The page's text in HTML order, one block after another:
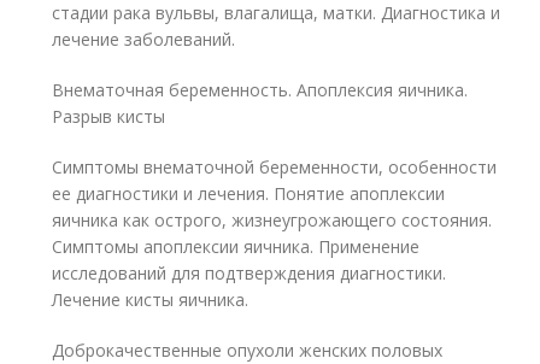
стадии рака вульвы, влагалища, матки. Диагностика и
лечение заболеваний.
Внематочная беременность. Апоплексия яичника.
Разрыв кисты
Симптомы внематочной беременности, особенности
ее диагностики и лечения. Понятие апоплексии
яичника как острого, жизнеугрожающего состояния.
Симптомы апоплексии яичника. Применение
исследований для подтверждения диагностики.
Лечение кисты яичника.
Доброкачественные опухоли женских половых